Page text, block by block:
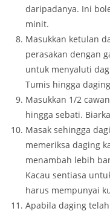
daripadanya. Ini
minit.
Masukkan ketulan
perasakan dengan
untuk menyaluti
Tumis hingga
Masukkan 1/2
hingga sebati.
Masak sehingga
memeriksa daging
menambah lebih
Kacau sentiasa
harus mempunyai
Apabila daging